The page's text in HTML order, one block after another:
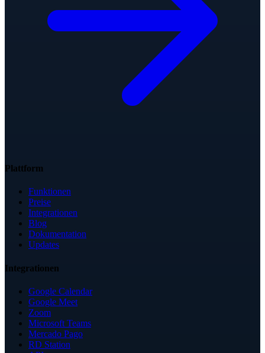
Plattform
Funktionen
Preise
Integrationen
Blog
Dokumentation
Updates
Integrationen
Google Calendar
Google Meet
Zoom
Microsoft Teams
Mercado Pago
RD Station